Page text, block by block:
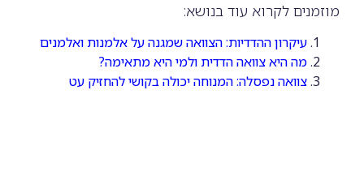
מוזמנים לקרוא עוד בנושא:
עיקרון ההדדיות: הצוואה שמגנה על אלמנות ואלמנים
מה היא צוואה הדדית ולמי היא מתאימה?
צוואה נפסלה: המנוחה יכולה בקושי להחזיק עט